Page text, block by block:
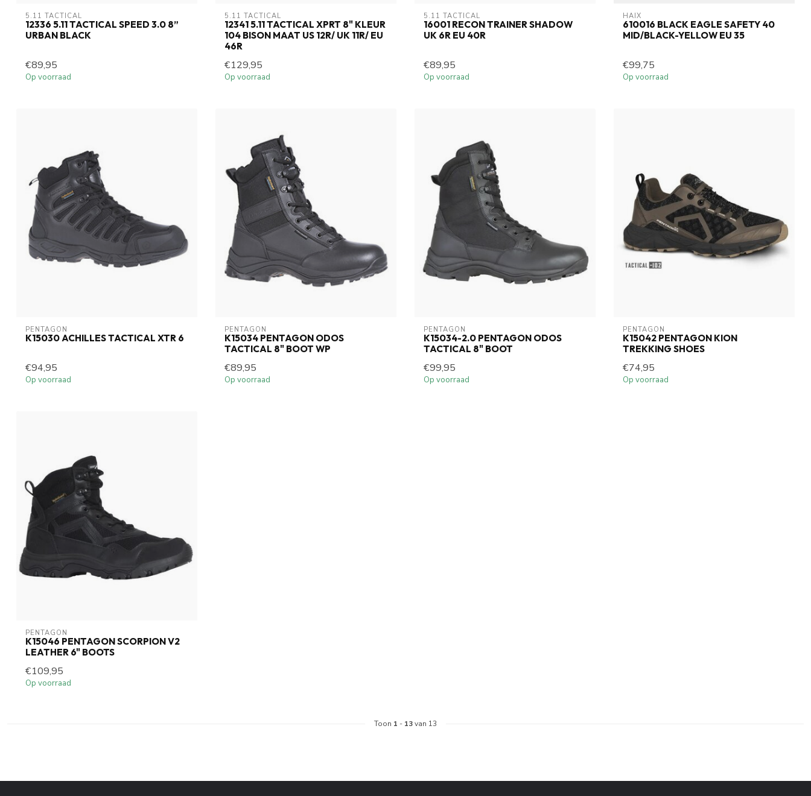
5.11 TACTICAL
12336 5.11 TACTICAL SPEED 3.0 8”
URBAN BLACK
€89,95
Op voorraad
5.11 TACTICAL
12341 5.11 TACTICAL XPRT 8" KLEUR
104 BISON MAAT US 12R/ UK 11R/ EU
46R
€129,95
Op voorraad
5.11 TACTICAL
16001 RECON TRAINER SHADOW
UK 6R EU 40R
€89,95
Op voorraad
HAIX
610016 BLACK EAGLE SAFETY 40
MID/BLACK-YELLOW EU 35
€99,75
Op voorraad
PENTAGON
K15030 ACHILLES TACTICAL XTR 6
€94,95
Op voorraad
PENTAGON
K15034 PENTAGON ODOS
TACTICAL 8" BOOT WP
€89,95
Op voorraad
PENTAGON
K15034-2.0 PENTAGON ODOS
TACTICAL 8" BOOT
€99,95
Op voorraad
PENTAGON
K15042 PENTAGON KION
TREKKING SHOES
€74,95
Op voorraad
PENTAGON
K15046 PENTAGON SCORPION V2
LEATHER 6" BOOTS
€109,95
Op voorraad
Toon 1 - 13van 13